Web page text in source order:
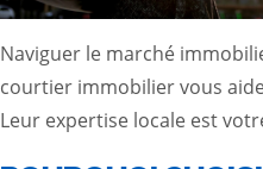
Naviguer le marché
courtier immobilier vous
Leur expertise locale est